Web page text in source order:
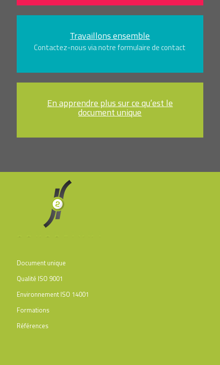
Travaillons ensemble
Contactez-nous via notre formulaire de contact
En apprendre plus sur ce qu’est le
document unique
Document unique
Qualité ISO 9001
Environnement ISO 14001
Formations
Références